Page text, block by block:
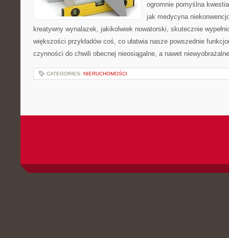
ogromnie pomyślna
jak medycyna
kreatywny wynalazek, jakikolwiek nowatorski, skutecznie
większości przykładów coś, co ułatwia nasze powszednie
czynności do chwili obecnej nieosiągalne, a nawet
CATEGORIES: NIERUCHOMOŚCI